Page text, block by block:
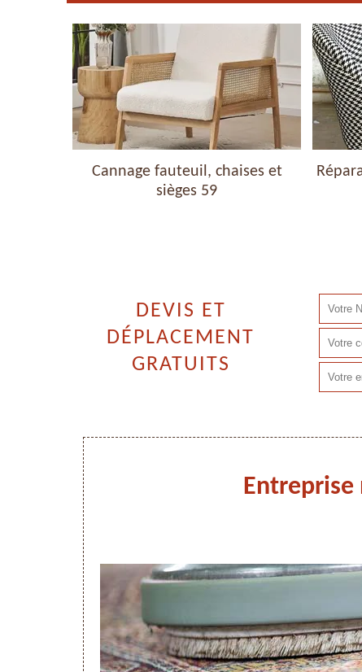
Cannage fauteuil, chaises et
sièges 59
DEVIS ET
DÉPLACEMENT
GRATUITS
Entreprise